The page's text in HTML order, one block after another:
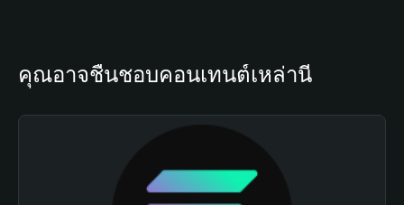
คุณอาจชื่นชอบคอนเทนต์เหล่านี้